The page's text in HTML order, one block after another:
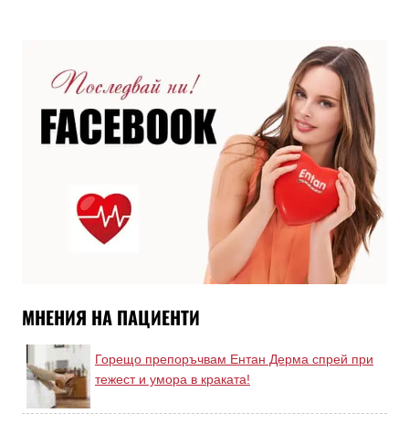
МНЕНИЯ НА ПАЦИЕНТИ
Горещо препоръчвам Ентан Дерма спрей при
тежест и умора в краката!